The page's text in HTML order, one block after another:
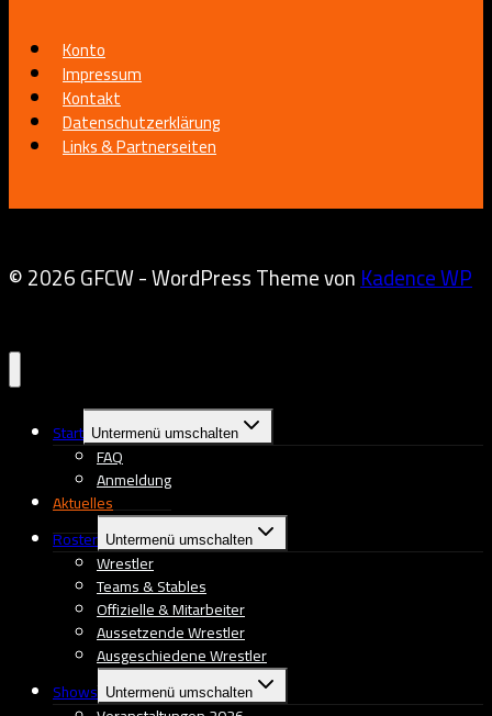
Konto
Impressum
Kontakt
Datenschutzerklärung
Links & Partnerseiten
© 2026 GFCW - WordPress Theme vonKadence WP
Start Untermenü umschalten
FAQ
Anmeldung
Aktuelles
Roster Untermenü umschalten
Wrestler
Teams & Stables
Offizielle & Mitarbeiter
Aussetzende Wrestler
Ausgeschiedene Wrestler
Shows Untermenü umschalten